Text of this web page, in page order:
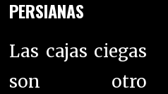
PERSIANAS
Las cajas ciegas
son otro